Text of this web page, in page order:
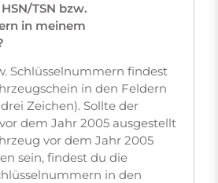
TSN bzw.
in meinem
Schlüsselnummern findest
in den Feldern
Zeichen). Sollte der
dem Jahr 2005 ausgestellt
vor dem Jahr 2005
sein, findest du die
in den